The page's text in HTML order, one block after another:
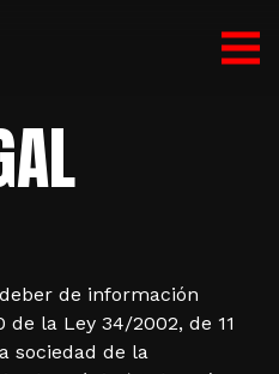
de información
la Ley 34/2002, de 11
sociedad de la